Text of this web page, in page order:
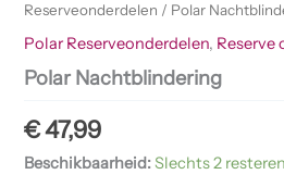
Reserveonderdelen / Polar
Polar Reserveonderdelen, Reserve
Polar Nachtblindering
€47,99
Beschikbaarheid:Slechts 2